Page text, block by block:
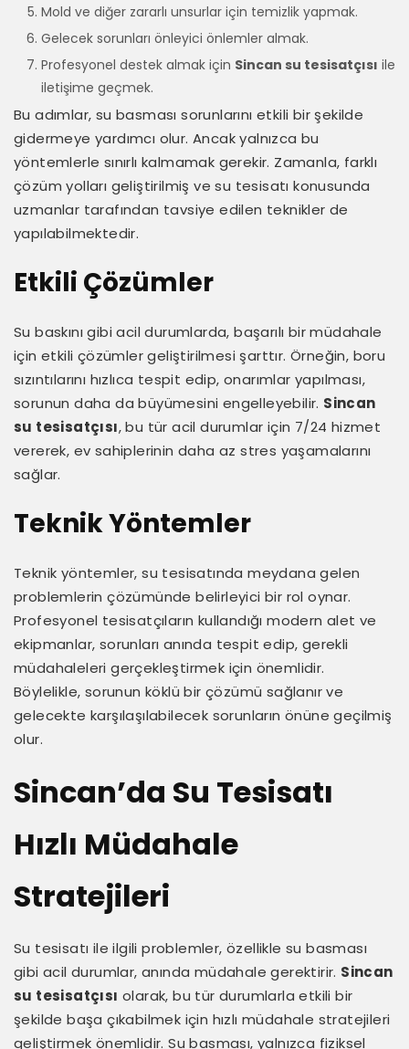
Mold ve diğer zararlı unsurlar için temizlik yapmak.
Gelecek sorunları önleyici önlemler almak.
Profesyonel destek almak için Sincan su tesisatçısı ile
iletişime geçmek.
Bu adımlar, su basması sorunlarını etkili bir şekilde
gidermeye yardımcı olur. Ancak yalnızca bu
yöntemlerle sınırlı kalmamak gerekir. Zamanla, farklı
çözüm yolları geliştirilmiş ve su tesisatı konusunda
uzmanlar tarafından tavsiye edilen teknikler de
yapılabilmektedir.
Etkili Çözümler
Su baskını gibi acil durumlarda, başarılı bir müdahale
için etkili çözümler geliştirilmesi şarttır. Örneğin, boru
sızıntılarını hızlıca tespit edip, onarımlar yapılması,
sorunun daha da büyümesini engelleyebilir. Sincan
su tesisatçısı, bu tür acil durumlar için 7/24 hizmet
vererek, ev sahiplerinin daha az stres yaşamalarını
sağlar.
Teknik Yöntemler
Teknik yöntemler, su tesisatında meydana gelen
problemlerin çözümünde belirleyici bir rol oynar.
Profesyonel tesisatçıların kullandığı modern alet ve
ekipmanlar, sorunları anında tespit edip, gerekli
müdahaleleri gerçekleştirmek için önemlidir.
Böylelikle, sorunun köklü bir çözümü sağlanır ve
gelecekte karşılaşılabilecek sorunların önüne geçilmiş
olur.
Sincan’da Su Tesisatı
Hızlı Müdahale
Stratejileri
Su tesisatı ile ilgili problemler, özellikle su basması
gibi acil durumlar, anında müdahale gerektirir. Sincan
su tesisatçısı olarak, bu tür durumlarla etkili bir
şekilde başa çıkabilmek için hızlı müdahale stratejileri
geliştirmek önemlidir. Su basması, yalnızca fiziksel